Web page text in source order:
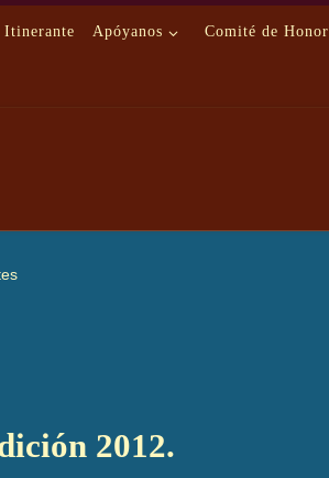
Itinerante Apóyanos Comité de Honor
2012.